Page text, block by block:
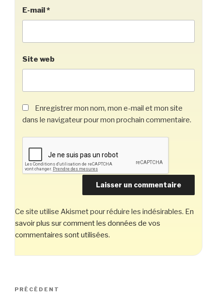
E-mail*
Site web
Enregistrer mon nom, mon e-mail et mon site
dans le navigateur pour mon prochain commentaire.
Ce site utilise Akismet pour réduire les indésirables. En
savoir plus sur comment les données de vos
commentaires sont utilisées.
Navigation
Article
PRÉCÉDENT